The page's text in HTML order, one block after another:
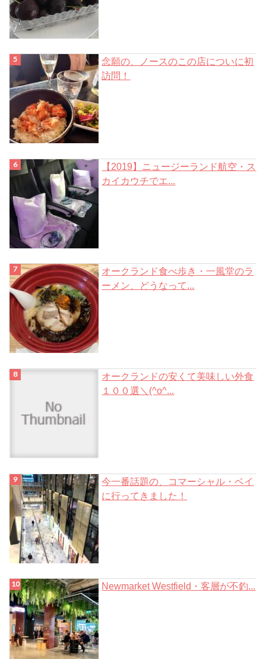
念願の、ノースのこの店についに初
訪問！
【2019】ニュージーランド航空・ス
カイカウチでエ...
オークランド食べ歩き・一風堂のラ
ーメン、どうなって...
オークランドの安くて美味しい外食
１００選＼(^o^...
今一番話題の、コマーシャル・ベイ
に行ってきました！
Newmarket Westfield・客層が不釣...